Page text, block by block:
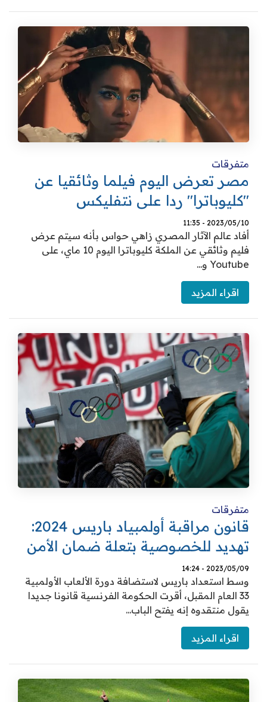
متفرقات
مصر تعرض اليوم فيلما وثائقيا عن
"كليوباترا" ردا على نتفليكس
2023/05/10 - 11:35
أفاد عالم الآثار المصري زاهي حواس بأنه سيتم عرض
فليم وثائقي عن الملكة كليوباترا اليوم 10 ماي، على
Youtube و...
اقراء المزيد
متفرقات
قانون مراقبة أولمبياد باريس 2024:
تهديد للخصوصية بتعلة ضمان الأمن
2023/05/09 - 14:24
وسط استعداد باريس لاستضافة دورة الألعاب الأولمبية
33 العام المقبل، أقرت الحكومة الفرنسية قانونا جديدا
يقول منتقدوه إنه يفتح الباب...
اقراء المزيد